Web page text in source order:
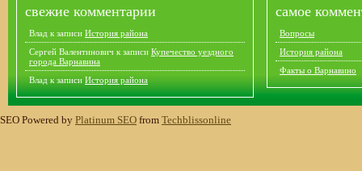
свежие комментарии
Влад к записи История района
Сергей Валентинович к записи Купечество уездного
города Варнавина
Влад к записи История района
самое
Вопросы
История района
Факты о Варнавино
SEO Powered by Platinum SEO from Techblissonline